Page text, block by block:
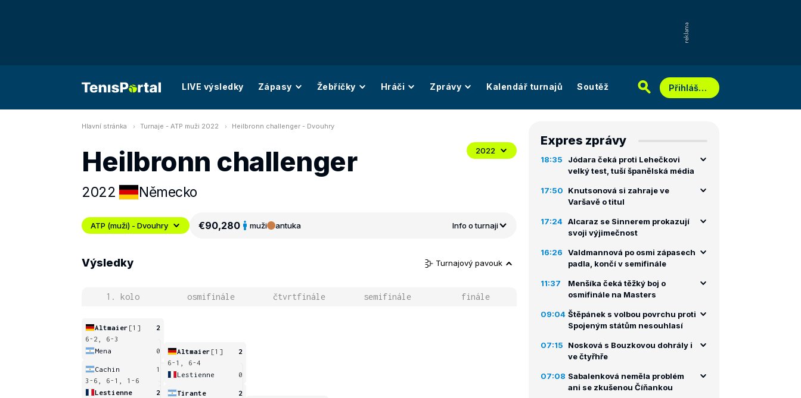
LIVE výsledky Zápasy Žebříčky Hráči Zprávy Kalendář turnajů Soutěž Přihlášení
Hlavní stránka Turnaje - ATP muži 2022 Heilbronn challenger - Dvouhry
Heilbronn challenger
2022 Německo
2022
ATP (muži) - Dvouhry €90,280 muži antuka Info o turnaji
Výsledky Turnajový pavouk
1. kolo osmifinále čtvrtfinále semifinále finále
Altmaier [1]
2
6-2, 6-3
Mena
0
Cachin
1
3-6, 6-1, 1-6
Lestienne
2
Altmaier [1]
2
6-1, 6-4
Lestienne
0
Tirante
2
Expres zprávy
18:35
Jódara čeká proti Lehečkovi
velký test, tuší španělská média
17:50
Knutsonová si zahraje ve
Varšavě o titul
17:24 Alcaraz se Sinnerem prokazují
svoji výjimečnost
16:26
Valdmannová po osmi zápasech
padla, končí v semifinále
11:37
Menšíka čeká těžký boj o
osmifinále na Masters
09:04 Štěpánek s volbou povrchu proti
Spojeným státům nesouhlasí
07:15
Nosková s Bouzkovou dohrály i
ve čtyřhře
07:08 Sabalenková neměla problém
ani se zkušenou Číňankou